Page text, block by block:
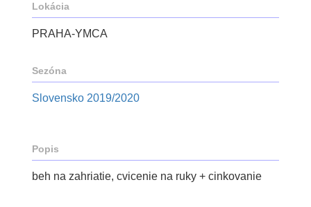
Lokácia
PRAHA-YMCA
Sezóna
Slovensko 2019/2020
Popis
beh na zahriatie, cvicenie na ruky + cinkovanie